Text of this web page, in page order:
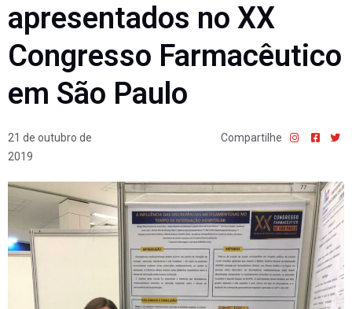
apresentados no XX
Congresso Farmacêutico
em São Paulo
21 de outubro de
2019
Compartilhe